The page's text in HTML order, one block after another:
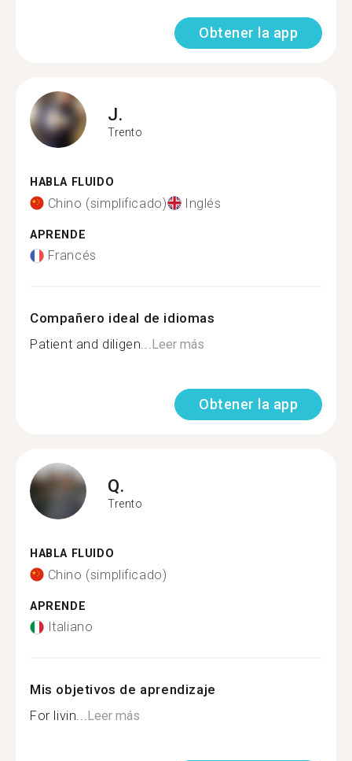
Obtener la app
J.
Trento
HABLA FLUIDO
Chino (simplificado) Inglés
APRENDE
Francés
Compañero ideal de idiomas
Patient and diligen...Leer más
Obtener la app
Q.
Trento
HABLA FLUIDO
Chino (simplificado)
APRENDE
Italiano
Mis objetivos de aprendizaje
For livin...Leer más